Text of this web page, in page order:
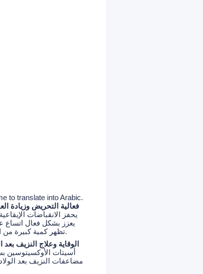
to translate into Arabic.
فعالية التحريض وزيادة
يحفز الانقباضات
يعزز بشكل فعال اتساع
تظهر كمية كبيرة من البيانات السريرية أن الاستخدام العقلاني لأسيتات الأوكسيتوسين يمكن أن يزيد من معدل نجاح الولادة الطبيعية.
الوقاية وعلاج النزيف بعد
أسيتات الأوكسيتوسين
مضاعفات النزيف بعد